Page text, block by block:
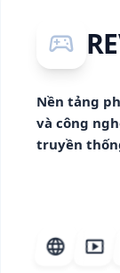
sports_esports
Nền tảng
và công
truyền
language smart_display